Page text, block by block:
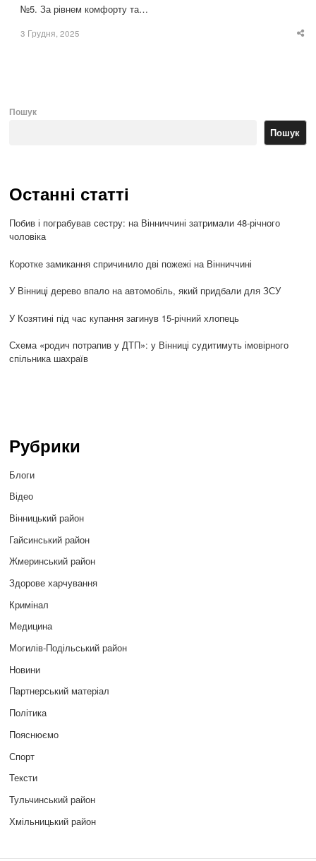
№5. За рівнем комфорту та…
3 Грудня, 2025
Пошук
Пошук
Останні статті
Побив і пограбував сестру: на Вінниччині затримали 48-річного
чоловіка
Коротке замикання спричинило дві пожежі на Вінниччині
У Вінниці дерево впало на автомобіль, який придбали для ЗСУ
У Козятині під час купання загинув 15-річний хлопець
Схема «родич потрапив у ДТП»: у Вінниці судитимуть імовірного
спільника шахраїв
Рубрики
Блоги
Відео
Вінницький район
Гайсинський район
Жмеринський район
Здорове харчування
Кримінал
Медицина
Могилів-Подільський район
Новини
Партнерський матеріал
Політика
Пояснюємо
Спорт
Тексти
Тульчинський район
Хмільницький район